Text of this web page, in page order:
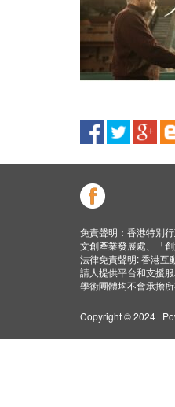
免責聲明：香港特別
文創產業發展處、「
法律免責聲明: 香港互
請人提供平台和支援
學術圑體均不會承擔
Copyright © 2024 |